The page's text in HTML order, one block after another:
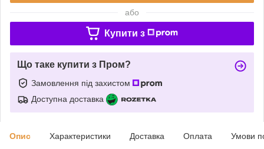
або
Купити з
Що таке купити з Пром?
Замовлення під захистом
Доступна доставка
Опис Характеристики Доставка Оплата Умови